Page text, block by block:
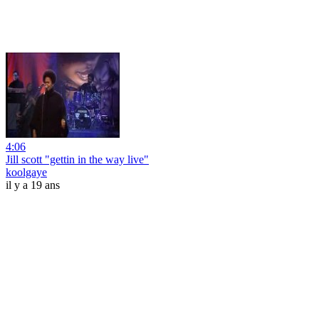
4:06
Jill scott "gettin in the way live"
koolgaye
il y a 19 ans